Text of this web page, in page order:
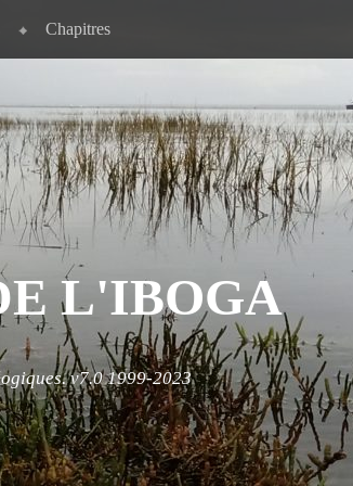
Chapitres
L'IBOGA
v7.0 1999-2023